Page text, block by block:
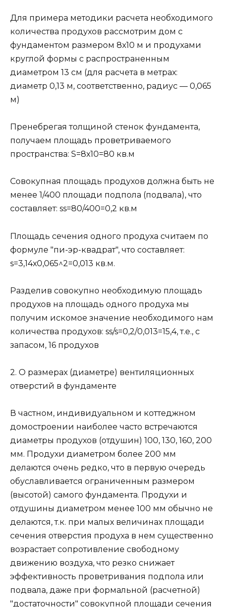
Для примера методики расчета необходимого
количества продухов рассмотрим дом с
фундаментом размером 8х10 м и продухами
круглой формы с распространенным
диаметром 13 см (для расчета в метрах:
диаметр 0,13 м, соответственно, радиус — 0,065
м)
Пренебрегая толщиной стенок фундамента,
получаем площадь проветриваемого
пространства: S=8х10=80 кв.м
Совокупная площадь продухов должна быть не
менее 1/400 площади подпола (подвала), что
составляет: ss=80/400=0,2 кв.м
Площадь сечения одного продуха считаем по
формуле "пи-эр-квадрат", что составляет:
s=3,14х0,065^2=0,013 кв.м.
Разделив совокупно необходимую площадь
продухов на площадь одного продуха мы
получим искомое значение необходимого нам
количества продухов: ss/s=0,2/0,013=15,4, т.е., с
запасом, 16 продухов
2. О размерах (диаметре) вентиляционных
отверстий в фундаменте
В частном, индивидуальном и коттеджном
домостроении наиболее часто встречаются
диаметры продухов (отдушин) 100, 130, 160, 200
мм. Продухи диаметром более 200 мм
делаются очень редко, что в первую очередь
обуславливается ограниченным размером
(высотой) самого фундамента. Продухи и
отдушины диаметром менее 100 мм обычно не
делаются, т.к. при малых величинах площади
сечения отверстия продуха в нем существенно
возрастает сопротивление свободному
движению воздуха, что резко снижает
эффективность проветривания подпола или
подвала, даже при формальной (расчетной)
"достаточности" совокупной площади сечения